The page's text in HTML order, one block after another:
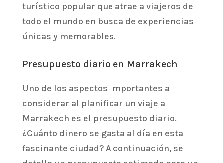
turístico popular que atrae a viajeros de
todo el mundo en busca de experiencias
únicas y memorables.
Presupuesto diario en Marrakech
Uno de los aspectos importantes a
considerar al planificar un viaje a
Marrakech es el presupuesto diario.
¿Cuánto dinero se gasta al día en esta
fascinante ciudad? A continuación, se